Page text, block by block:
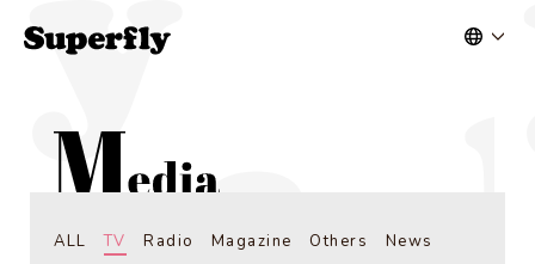
ALL TV Radio Magazine Others News